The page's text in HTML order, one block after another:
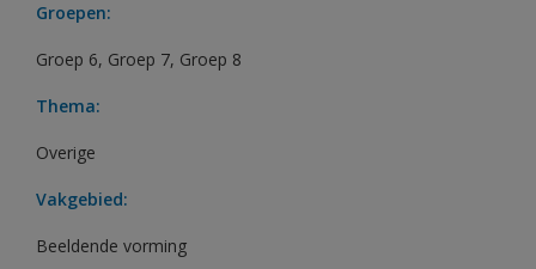
Groepen:
Groep 6, Groep 7, Groep 8
Thema:
Overige
Vakgebied:
Beeldende vorming